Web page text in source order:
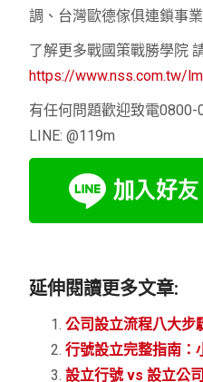
調、台灣歐德傢俱連鎖事業
了解更多戰國策戰勝學院
https://www.nss.com.tw/
有任何問題歡迎致電
LINE: @119m
延伸閱讀更多文章:
公司設立流程八大步
行號設立完整指南：
設立行號 vs 設立公